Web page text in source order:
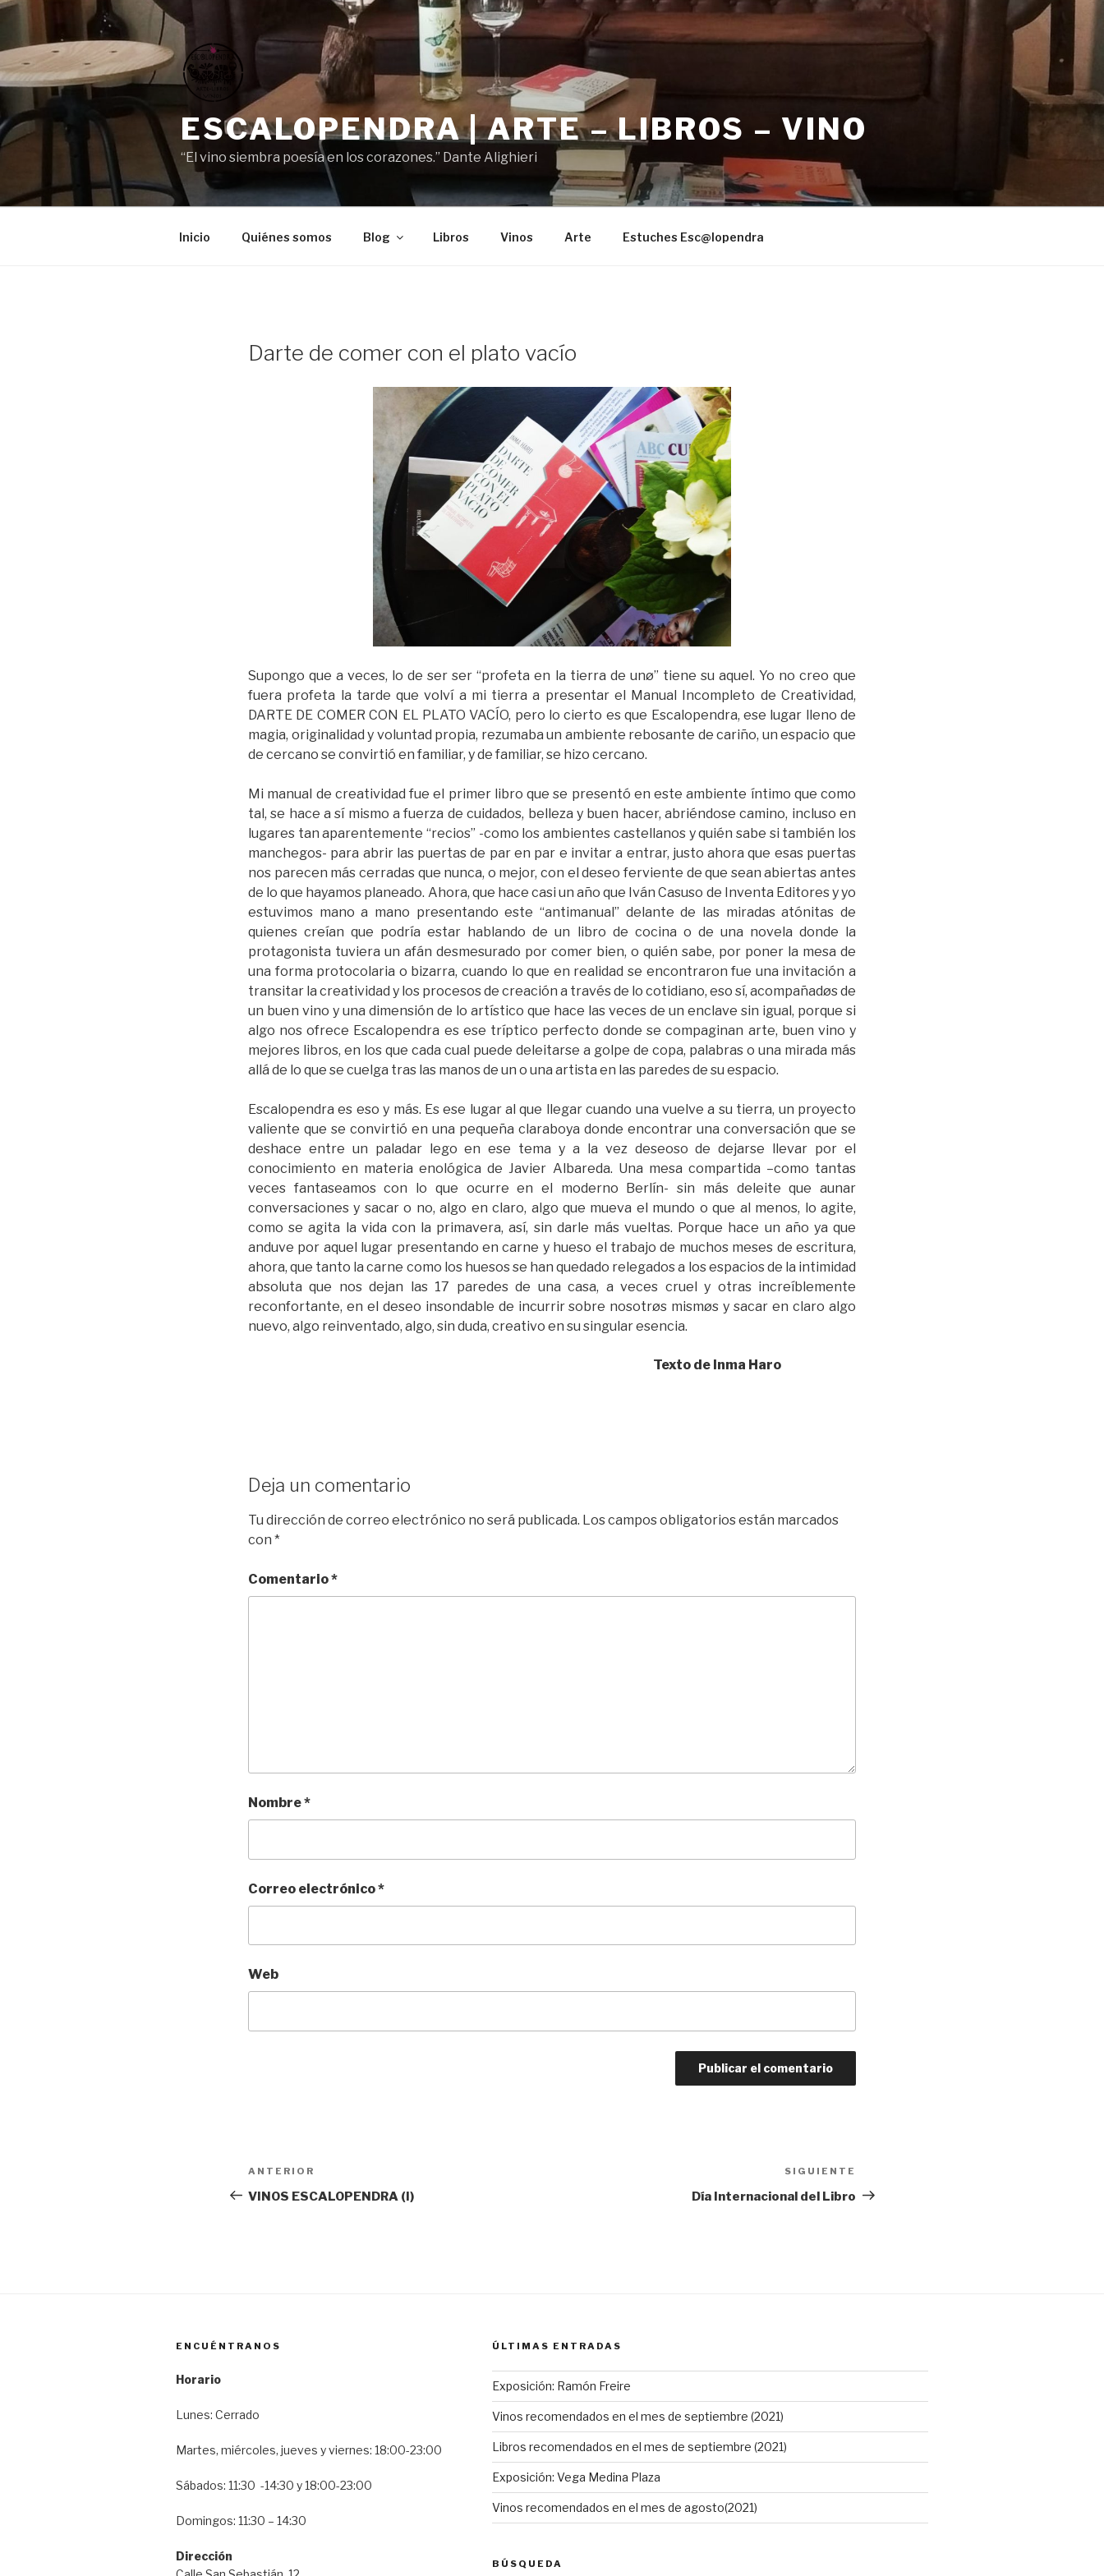
Saltar
contenido
ESCALOPENDRA | ARTE – LIBROS – VINO
“El vino siembra poesía en los corazones.” Dante Alighieri
Inicio Quiénes somos Blog Libros Vinos Arte Estuches Esc@lopendra
Darte de comer con el plato vacío
Supongo que a veces, lo de ser ser “profeta en la tierra de unø” tiene su aquel. Yo no creo que
fuera profeta la tarde que volví a mi tierra a presentar el Manual Incompleto de Creatividad,
DARTE DE COMER CON EL PLATO VACÍO, pero lo cierto es que Escalopendra, ese lugar lleno de
magia, originalidad y voluntad propia, rezumaba un ambiente rebosante de cariño, un espacio que
de cercano se convirtió en familiar, y de familiar, se hizo cercano.
Mi manual de creatividad fue el primer libro que se presentó en este ambiente íntimo que como
tal, se hace a sí mismo a fuerza de cuidados, belleza y buen hacer, abriéndose camino, incluso en
lugares tan aparentemente “recios” -como los ambientes castellanos y quién sabe si también los
manchegos- para abrir las puertas de par en par e invitar a entrar, justo ahora que esas puertas
nos parecen más cerradas que nunca, o mejor, con el deseo ferviente de que sean abiertas antes
de lo que hayamos planeado. Ahora, que hace casi un año que Iván Casuso de Inventa Editores y yo
estuvimos mano a mano presentando este “antimanual” delante de las miradas atónitas de
quienes creían que podría estar hablando de un libro de cocina o de una novela donde la
protagonista tuviera un afán desmesurado por comer bien, o quién sabe, por poner la mesa de
una forma protocolaria o bizarra, cuando lo que en realidad se encontraron fue una invitación a
transitar la creatividad y los procesos de creación a través de lo cotidiano, eso sí, acompañadøs de
un buen vino y una dimensión de lo artístico que hace las veces de un enclave sin igual, porque si
algo nos ofrece Escalopendra es ese tríptico perfecto donde se compaginan arte, buen vino y
mejores libros, en los que cada cual puede deleitarse a golpe de copa, palabras o una mirada más
allá de lo que se cuelga tras las manos de un o una artista en las paredes de su espacio.
Escalopendra es eso y más. Es ese lugar al que llegar cuando una vuelve a su tierra, un proyecto
valiente que se convirtió en una pequeña claraboya donde encontrar una conversación que se
deshace entre un paladar lego en ese tema y a la vez deseoso de dejarse llevar por el
conocimiento en materia enológica de Javier Albareda. Una mesa compartida –como tantas
veces fantaseamos con lo que ocurre en el moderno Berlín- sin más deleite que aunar
conversaciones y sacar o no, algo en claro, algo que mueva el mundo o que al menos, lo agite,
como se agita la vida con la primavera, así, sin darle más vueltas. Porque hace un año ya que
anduve por aquel lugar presentando en carne y hueso el trabajo de muchos meses de escritura,
ahora, que tanto la carne como los huesos se han quedado relegados a los espacios de la intimidad
absoluta que nos dejan las 17 paredes de una casa, a veces cruel y otras increíblemente
reconfortante, en el deseo insondable de incurrir sobre nosotrøs mismøs y sacar en claro algo
nuevo, algo reinventado, algo, sin duda, creativo en su singular esencia.
Texto de Inma Haro
Deja un comentario
Tu dirección de correo electrónico no será publicada. Los campos obligatorios están marcados
con *
Comentario*
Nombre*
Correo electrónico*
Web
Navegación
de
Entrada
anterior:
ANTERIOR
VINOS ESCALOPENDRA (I)
entrada
SIGUIENTE
Día Internacional del Libro
ENCUÉNTRANOS
Horario
Lunes: Cerrado
Martes, miércoles, jueves y viernes: 18:00-23:00
Sábados: 11:30 -14:30 y 18:00-23:00
Domingos: 11:30 – 14:30
Dirección
ÚLTIMAS ENTRADAS
Exposición: Ramón Freire
Vinos recomendados en el mes de septiembre (2021)
Libros recomendados en el mes de septiembre (2021)
Exposición: Vega Medina Plaza
Vinos recomendados en el mes de agosto(2021)
BÚSQUEDA